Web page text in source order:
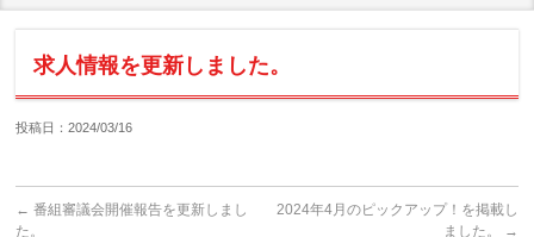
求人情報を更新しました。
投稿日：2024/03/16
← 番組審議会開催報告を更新しまし
た。
2024年4月のピックアップ！を掲載し
ました。
→